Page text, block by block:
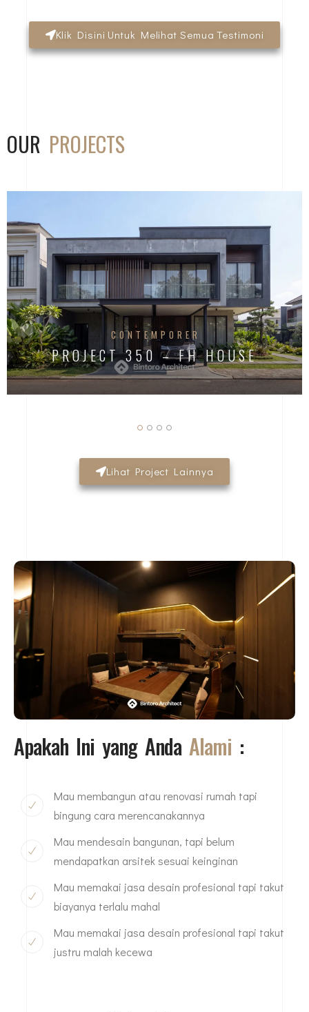
Klik Disini Untuk Melihat Semua Testimoni
OUR PROJECTS
CONTEMPORER
PROJECT 350 – FH HOUSE
Lihat Project Lainnya
Apakah Ini yang Anda Alami :
Mau membangun atau renovasi rumah tapi
bingung cara merencanakannya
Mau mendesain bangunan, tapi belum
mendapatkan arsitek sesuai keinginan
Mau memakai jasa desain profesional tapi takut
biayanya terlalu mahal
Mau memakai jasa desain profesional tapi takut
justru malah kecewa